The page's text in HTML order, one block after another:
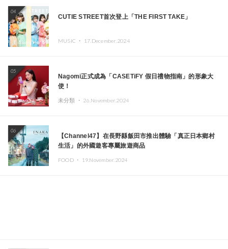
04
CUTIE STREET首次登上「THE FIRST TAKE」
MUSIC ・ 17.December.2024
05
Nagomi正式成為「CASETiFY 假日禮物指南」的形象大
使！
未分類 ・ 26.November.2024
06
【Channel47】在長野縣飯田市推出體驗「真正日本鄉村
生活」的外國遊客專屬旅遊商品
FOOD ・ 19.November.2024